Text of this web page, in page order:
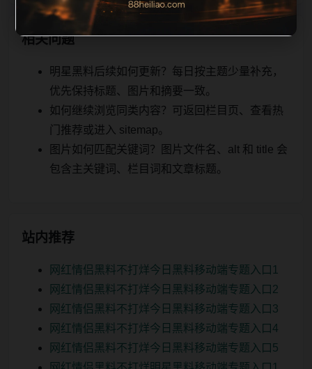
相关问题
明星黑料后续如何更新？每日按主题少量补充，
优先保持标题、图片和摘要一致。
如何继续浏览同类内容？可返回栏目页、查看热
门推荐或进入 sitemap。
图片如何匹配关键词？图片文件名、alt 和 title 会
包含主关键词、栏目词和文章标题。
站内推荐
网红情侣黑料不打烊今日黑料移动端专题入口1
网红情侣黑料不打烊今日黑料移动端专题入口2
网红情侣黑料不打烊今日黑料移动端专题入口3
网红情侣黑料不打烊今日黑料移动端专题入口4
网红情侣黑料不打烊今日黑料移动端专题入口5